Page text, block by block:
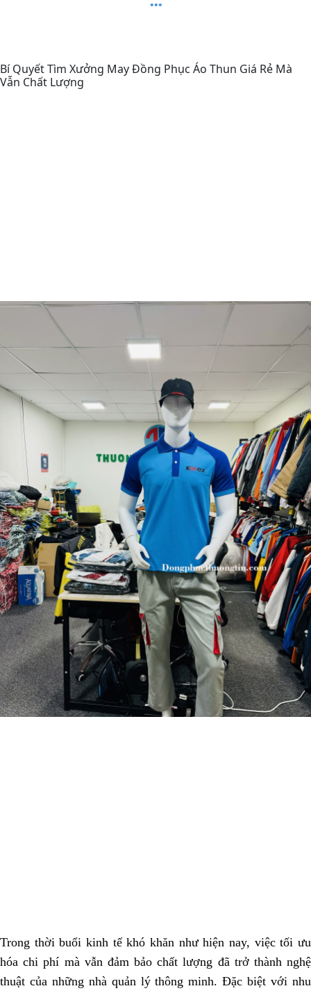
Bí Quyết Tìm Xưởng May Đồng Phục Áo Thun Giá Rẻ Mà
Vẫn Chất Lượng
Trong thời buổi kinh tế khó khăn như hiện nay, việc tối ưu
hóa chi phí mà vẫn đảm bảo chất lượng đã trở thành nghệ
thuật của những nhà quản lý thông minh. Đặc biệt với nhu